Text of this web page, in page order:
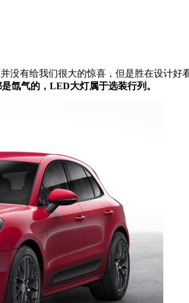
没有给我们很大的惊喜，但是胜在设计
氙气的，LED大灯属于选装行列。